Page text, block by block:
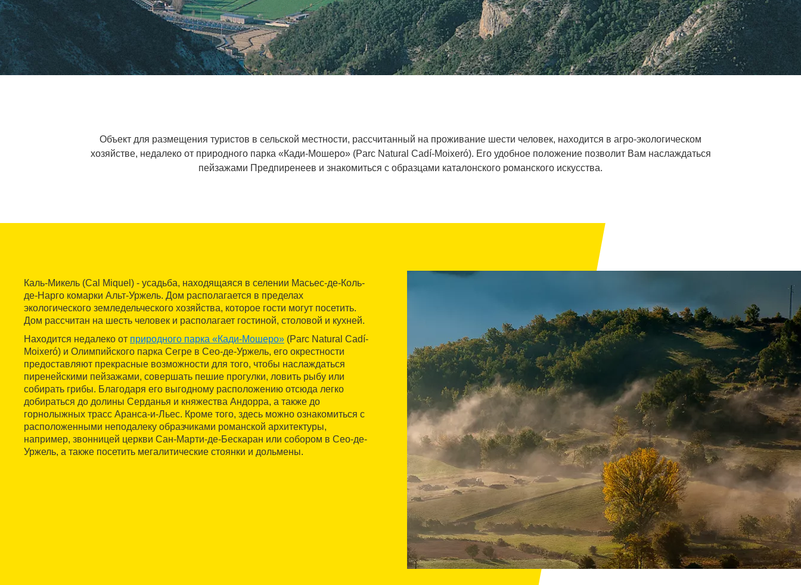
Объект для размещения туристов в сельской местности, рассчитанный на проживание шести человек, находится в агро-экологическом
хозяйстве, недалеко от природного парка «Кади-Мошеро» (Parc Natural Cadí-Moixeró). Его удобное положение позволит Вам наслаждаться
пейзажами Предпиренеев и знакомиться с образцами каталонского романского искусства.
Каль-Микель (Cal Miquel) - усадьба, находящаяся в селении Масьес-де-Коль-
де-Нарго комарки Альт-Уржель. Дом располагается в пределах
экологического земледельческого хозяйства, которое гости могут посетить.
Дом рассчитан на шесть человек и располагает гостиной, столовой и кухней.
Находится недалеко от природного парка «Кади-Мошеро» (Parc Natural Cadí-
Moixeró) и Олимпийского парка Сегре в Сео-де-Уржель, его окрестности
предоставляют прекрасные возможности для того, чтобы наслаждаться
пиренейскими пейзажами, совершать пешие прогулки, ловить рыбу или
собирать грибы. Благодаря его выгодному расположению отсюда легко
добираться до долины Серданья и княжества Андорра, а также до
горнолыжных трасс Аранса-и-Льес. Кроме того, здесь можно ознакомиться с
расположенными неподалеку образчиками романской архитектуры,
например, звонницей церкви Сан-Марти-де-Бескаран или собором в Сео-де-
Уржель, а также посетить мегалитические стоянки и дольмены.